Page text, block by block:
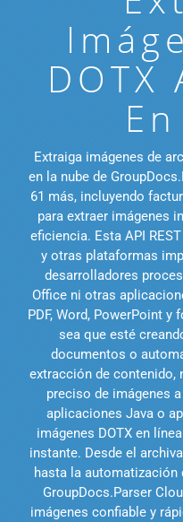
DOTX
Extraiga imágenes de
en la nube de
61 más, incluyendo
para extraer imágenes
eficiencia. Esta API
y otras plataformas
desarrolladores
Office ni otras
PDF, Word, PowerPoint y
sea que esté
documentos o
extracción de contenido,
preciso de imágenes
aplicaciones Java o
imágenes DOTX en
instante. Desde el
hasta la
GroupDocs.Parser
imágenes confiable y